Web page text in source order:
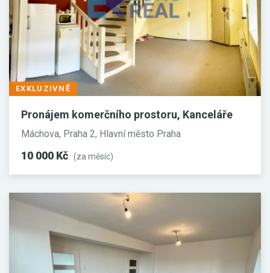
EXKLUZIVNĚ
Pronájem komerčního prostoru, Kanceláře
Máchova, Praha 2, Hlavní město Praha
10 000 Kč (za měsíc)